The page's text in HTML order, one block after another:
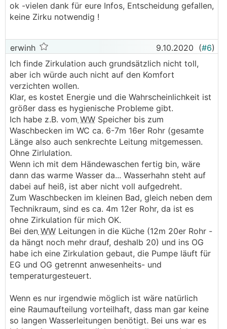
ok -vielen dank für eure Infos, Entscheidung gefallen,
keine Zirku notwendig !
erwinh 9.10.2020 (#6)
Ich finde Zirkulation auch grundsätzlich nicht toll,
aber ich würde auch nicht auf den Komfort
verzichten wollen.
Klar, es kostet Energie und die Wahrscheinlichkeit ist
größer dass es hygienische Probleme gibt.
Ich habe z.B. vom WW Speicher bis zum
Waschbecken im WC ca. 6-7m 16er Rohr (gesamte
Länge also auch senkrechte Leitung mitgemessen.
Ohne Zirlulation.
Wenn ich mit dem Händewaschen fertig bin, wäre
dann das warme Wasser da... Wasserhahn steht auf
dabei auf heiß, ist aber nicht voll aufgedreht.
Zum Waschbecken im kleinen Bad, gleich neben dem
Technikraum, sind es ca. 4m 12er Rohr, da ist es
ohne Zirkulation für mich OK.
Bei den WW Leitungen in die Küche (12m 20er Rohr -
da hängt noch mehr drauf, deshalb 20) und ins OG
habe ich eine Zirkulation gebaut, die Pumpe läuft für
EG und OG getrennt anwesenheits- und
temperaturgesteuert.
Wenn es nur irgendwie möglich ist wäre natürlich
eine Raumaufteilung vorteilhaft, dass man gar keine
so langen Wasserleitungen benötigt. Bei uns war es